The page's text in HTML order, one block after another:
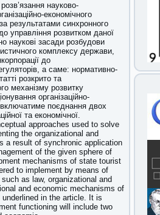
науково-
економічного
результатами синхронного
управління розвитком даної
наукові засади розбудови
комплексу держави,
до
а саме: нормативно-
розкрито та
механізму розвитку
організаційно-
включатиме поєднання двох
та економічної.
approaches used to solve
the organizational and
a result of synchronic application
of the given sphere of
mechanisms of state tourist
to implement by means of
as law, organizational and
and economic mechanisms of
in the article. It is
functioning will include two